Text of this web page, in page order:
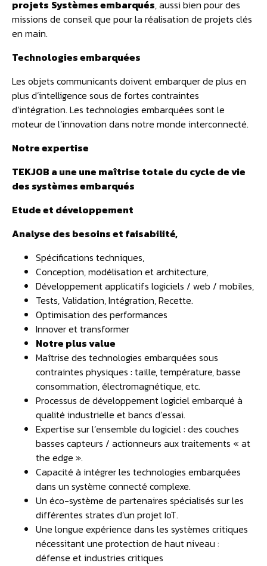
projets Systèmes embarqués, aussi bien pour des
missions de conseil que pour la réalisation de projets clés
en main.
Technologies embarquées
Les objets communicants doivent embarquer de plus en
plus d’intelligence sous de fortes contraintes
d’intégration. Les technologies embarquées sont le
moteur de l’innovation dans notre monde interconnecté.
Notre expertise
TEKJOB a une une maîtrise totale du cycle de vie
des systèmes embarqués
Etude et développement
Analyse des besoins et faisabilité,
Spécifications techniques,
Conception, modélisation et architecture,
Développement applicatifs logiciels / web / mobiles,
Tests, Validation, Intégration, Recette.
Optimisation des performances
Innover et transformer
Notre plus value
Maîtrise des technologies embarquées sous
contraintes physiques : taille, température, basse
consommation, électromagnétique, etc.
Processus de développement logiciel embarqué à
qualité industrielle et bancs d’essai.
Expertise sur l’ensemble du logiciel : des couches
basses capteurs / actionneurs aux traitements « at
the edge ».
Capacité à intégrer les technologies embarquées
dans un système connecté complexe.
Un éco-système de partenaires spécialisés sur les
différentes strates d’un projet IoT.
Une longue expérience dans les systèmes critiques
nécessitant une protection de haut niveau :
défense et industries critiques